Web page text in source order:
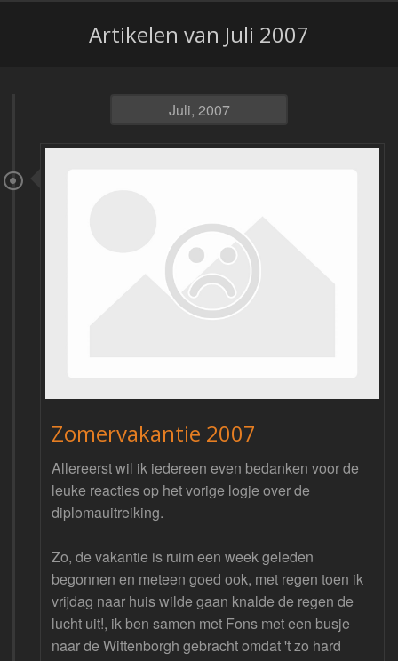
Artikelen van Juli 2007
Juli, 2007
Zomervakantie 2007
Allereerst wil ik iedereen even bedanken voor de
leuke reacties op het vorige logje over de
diplomauitreiking.
Zo, de vakantie is ruim een week geleden
begonnen en meteen goed ook, met regen toen ik
vrijdag naar huis wilde gaan knalde de regen de
lucht uit!, ik ben samen met Fons met een busje
naar de Wittenborgh gebracht omdat 't zo hard